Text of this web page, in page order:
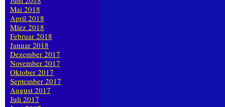
Mai 2018
April 2018
März 2018
Februar 2018
Januar 2018
Dezember 2017
November 2017
Oktober 2017
September 2017
August 2017
Juli 2017